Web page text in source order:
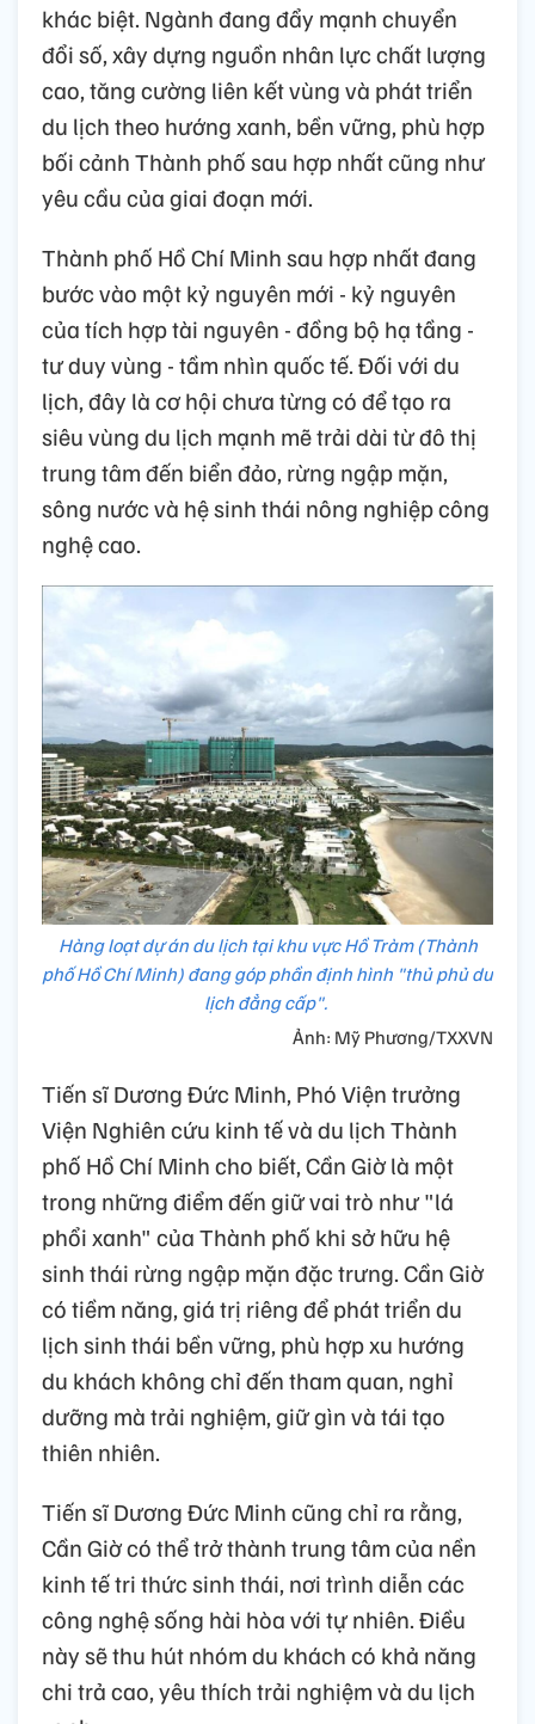
khác biệt. Ngành đang đẩy mạnh chuyển
đổi số, xây dựng nguồn nhân lực chất lượng
cao, tăng cường liên kết vùng và phát triển
du lịch theo hướng xanh, bền vững, phù hợp
bối cảnh Thành phố sau hợp nhất cũng như
yêu cầu của giai đoạn mới.
Thành phố Hồ Chí Minh sau hợp nhất đang
bước vào một kỷ nguyên mới - kỷ nguyên
của tích hợp tài nguyên - đồng bộ hạ tầng -
tư duy vùng - tầm nhìn quốc tế. Đối với du
lịch, đây là cơ hội chưa từng có để tạo ra
siêu vùng du lịch mạnh mẽ trải dài từ đô thị
trung tâm đến biển đảo, rừng ngập mặn,
sông nước và hệ sinh thái nông nghiệp công
nghệ cao.
Hàng loạt dự án du lịch tại khu vực Hồ Tràm (Thành
phố Hồ Chí Minh) đang góp phần định hình "thủ phủ du
lịch đẳng cấp".
Ảnh: Mỹ Phương/TXXVN
Tiến sĩ Dương Đức Minh, Phó Viện trưởng
Viện Nghiên cứu kinh tế và du lịch Thành
phố Hồ Chí Minh cho biết, Cần Giờ là một
trong những điểm đến giữ vai trò như "lá
phổi xanh" của Thành phố khi sở hữu hệ
sinh thái rừng ngập mặn đặc trưng. Cần Giờ
có tiềm năng, giá trị riêng để phát triển du
lịch sinh thái bền vững, phù hợp xu hướng
du khách không chỉ đến tham quan, nghỉ
dưỡng mà trải nghiệm, giữ gìn và tái tạo
thiên nhiên.
Tiến sĩ Dương Đức Minh cũng chỉ ra rằng,
Cần Giờ có thể trở thành trung tâm của nền
kinh tế tri thức sinh thái, nơi trình diễn các
công nghệ sống hài hòa với tự nhiên. Điều
này sẽ thu hút nhóm du khách có khả năng
chi trả cao, yêu thích trải nghiệm và du lịch